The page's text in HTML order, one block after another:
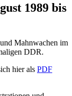
1989 bis
Mahnwachen im
DDR.
hier als PDF